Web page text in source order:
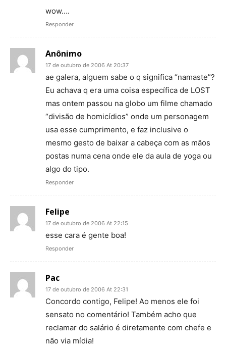
wow….
Responder
Anônimo
17 de outubro de 2006 At 20:37
ae galera, alguem sabe o q significa “namaste”?
Eu achava q era uma coisa específica de LOST
mas ontem passou na globo um filme chamado
“divisão de homicídios” onde um personagem
usa esse cumprimento, e faz inclusive o
mesmo gesto de baixar a cabeça com as mãos
postas numa cena onde ele da aula de yoga ou
algo do tipo.
Responder
Felipe
17 de outubro de 2006 At 22:15
esse cara é gente boa!
Responder
Pac
17 de outubro de 2006 At 22:31
Concordo contigo, Felipe! Ao menos ele foi
sensato no comentário! Também acho que
reclamar do salário é diretamente com chefe e
não via mídia!